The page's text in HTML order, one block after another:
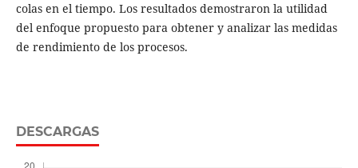
colas en el tiempo. Los resultados demostraron la utilidad
del enfoque propuesto para obtener y analizar las medidas
de rendimiento de los procesos.
DESCARGAS